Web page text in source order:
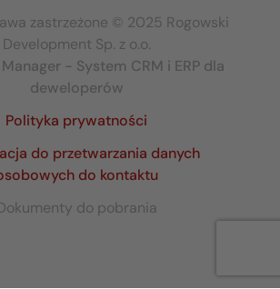
zastrzeżone © 2025 Rogowski
Development Sp. z o.o.
- System CRM i ERP dla
deweloperów
Polityka prywatności
do przetwarzania danych
do kontaktu
do pobrania